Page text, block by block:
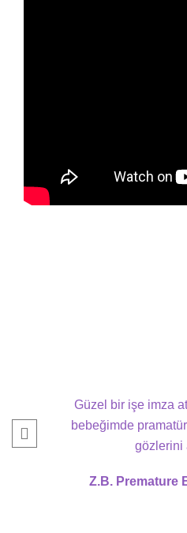
Güzel bir işe imza
bebeğimde
gözlerini
Z.B. Premature